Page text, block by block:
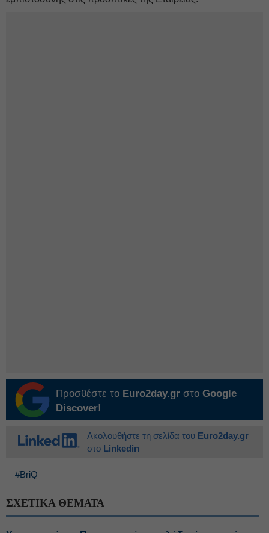
Προσθέστε το Euro2day.gr στο Google
Discover!
Ακολουθήστε τη σελίδα του Euro2day.gr
στο Linkedin
#BriQ
ΣΧΕΤΙΚΑ ΘΕΜΑΤΑ